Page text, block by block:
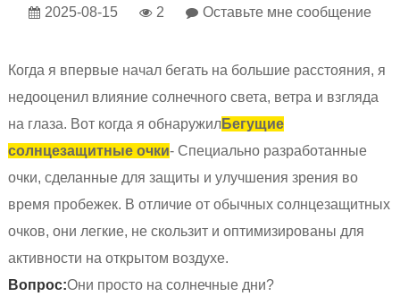
2025-08-15 2 Оставьте мне сообщение
Когда я впервые начал бегать на большие расстояния, я
недооценил влияние солнечного света, ветра и взгляда
на глаза. Вот когда я обнаружилБегущие
солнцезащитные очки- Специально разработанные
очки, сделанные для защиты и улучшения зрения во
время пробежек. В отличие от обычных солнцезащитных
очков, они легкие, не скользит и оптимизированы для
активности на открытом воздухе.
Вопрос:Они просто на солнечные дни?